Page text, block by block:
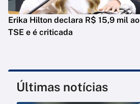
Erika Hilton declara R$ 15,9 mil ao
TSE e é criticada
Últimas notícias